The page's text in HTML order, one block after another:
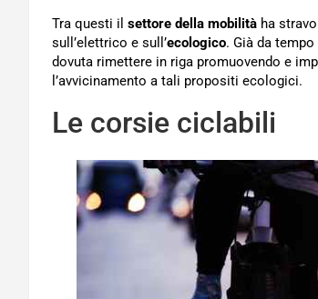
Tra questi il settore della mobilità ha
sull’elettrico e sull’ecologico. Già da
dovuta rimettere in riga promuovendo e
l’avvicinamento a tali propositi ecologici.
Le corsie ciclabili